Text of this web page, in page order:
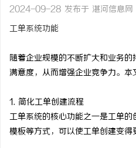
2024-09-28 发布于 湛河信息网
工单系统功能
随着企业规模的不断扩大和业务
满意度，从而增强企业竞争力。
1. 简化工单创建流程
工单系统的核心功能之一是工单
模板等方式，可以使工单创建变得